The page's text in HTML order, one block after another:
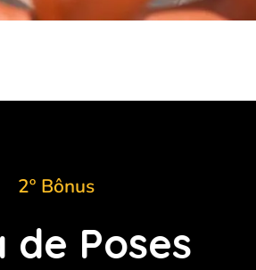
2º Bônus
de Poses
de Poses